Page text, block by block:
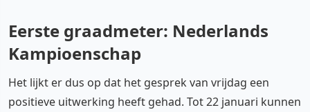
Eerste graadmeter: Nederlands
Kampioenschap
Het lijkt er dus op dat het gesprek van vrijdag een
positieve uitwerking heeft gehad. Tot 22 januari kunnen